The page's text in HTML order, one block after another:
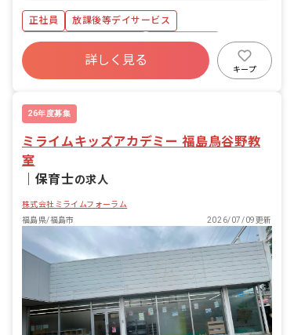
正社員
放課後等デイサービス
寮・住宅・家賃補助あり
社会保険完備
福利厚生充実
退職金制度
詳しく見る
キープ
26年度募集
ミライムキッズアカデミー 福島鳥谷野教
室
保育士の求人
株式会社ミライムフォーラム
福島県/福島市
2026/07/09更新